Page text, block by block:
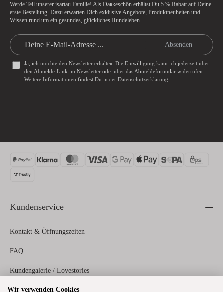
Werde Teil unserer isartau Familie! Als Dankeschön erhältst Du 5 % Rabatt auf Deine
erste Bestellung. Dazu erwarten Dich exklusive Angebote, Produktneuheiten und
Wissen rund um ein gesundes, glückliches Hundeleben.
Absenden
Ja, ich möchte den Newsletter erhalten. Die Einwilligung kann ich jederzeit über
den Abmelde-Link im Newsletter oder über das Abmeldeformularwiderrufen.
Weitere Informationen findest Du in der Datenschutzerklärung
Kundenservice
Kontakt & Öffnungszeiten
FAQ
Kundengalerie / Lovestories
Zahlungs- und Versandinformationen
Wir verwenden Cookies